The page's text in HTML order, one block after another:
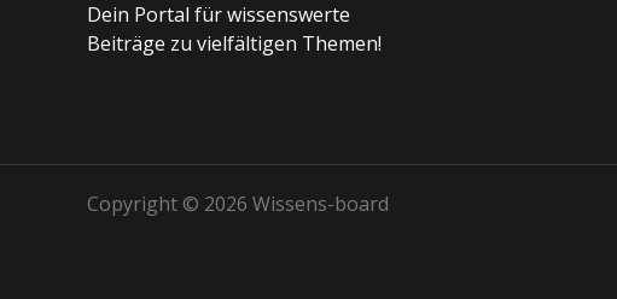
Dein Portal für wissenswerte
Beiträge zu vielfältigen Themen!
Copyright © 2026 Wissens-board